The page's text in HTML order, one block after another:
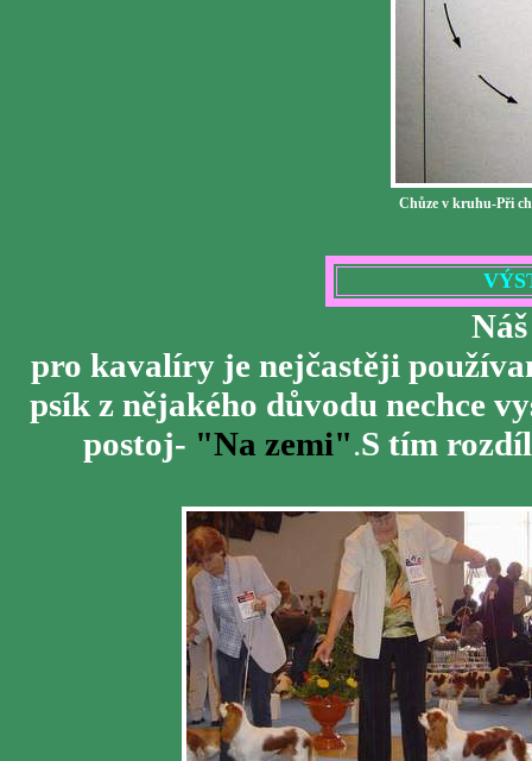
Chůze v kruhu-Při
pro kavalíry je nejčastěji
psík z nějakého důvodu nechce
postoj- "Na zemi".S tím